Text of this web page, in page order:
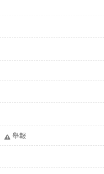
舉報